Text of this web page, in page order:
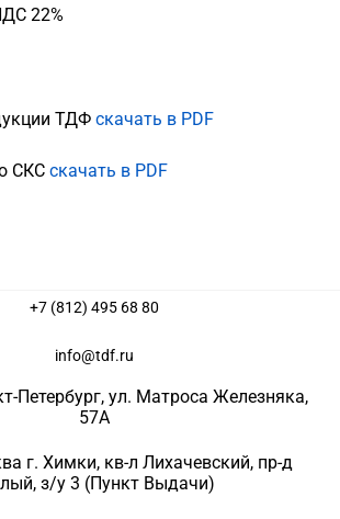
22%
ТДФ скачать в PDF
СКС скачать в PDF
+7 (812) 495 68 80
info@tdf.ru
Петербург, ул. Матроса Железняка,
57A
г. Химки, кв-л Лихачевский, пр-д
з/у 3 (Пункт Выдачи)